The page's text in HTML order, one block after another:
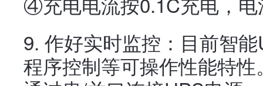
9. 作好实时监控：目前智
程序控制等可操作性能特